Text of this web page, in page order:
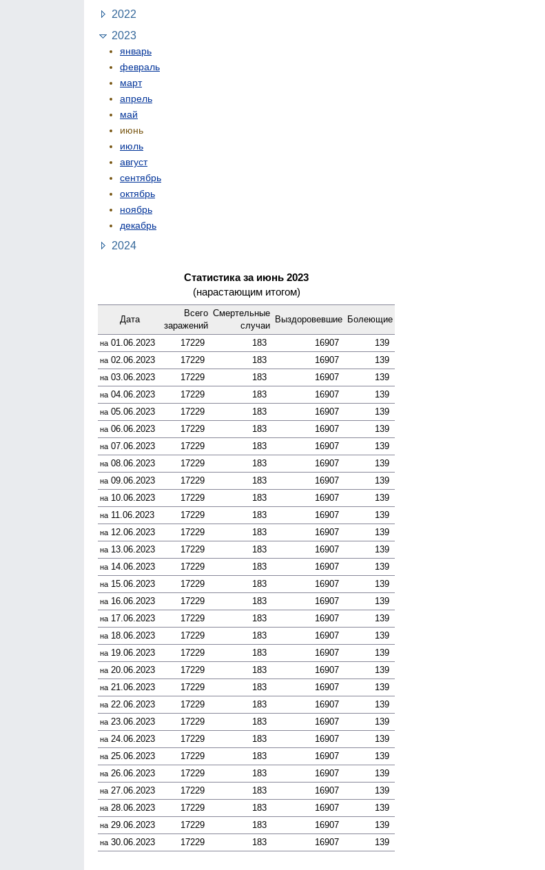
2022
2023
январь
февраль
март
апрель
май
июнь
июль
август
сентябрь
октябрь
ноябрь
декабрь
2024
Статистика за июнь 2023
(нарастающим итогом)
Дата
Всего
зара­жений
Смер­тельные
случаи
Выздоро­вевшие Боле­ющие
на 01.06.2023 17229 183 16907 139
на 02.06.2023 17229 183 16907 139
на 03.06.2023 17229 183 16907 139
на 04.06.2023 17229 183 16907 139
на 05.06.2023 17229 183 16907 139
на 06.06.2023 17229 183 16907 139
на 07.06.2023 17229 183 16907 139
на 08.06.2023 17229 183 16907 139
на 09.06.2023 17229 183 16907 139
на 10.06.2023 17229 183 16907 139
на 11.06.2023 17229 183 16907 139
на 12.06.2023 17229 183 16907 139
на 13.06.2023 17229 183 16907 139
на 14.06.2023 17229 183 16907 139
на 15.06.2023 17229 183 16907 139
на 16.06.2023 17229 183 16907 139
на 17.06.2023 17229 183 16907 139
на 18.06.2023 17229 183 16907 139
на 19.06.2023 17229 183 16907 139
на 20.06.2023 17229 183 16907 139
на 21.06.2023 17229 183 16907 139
на 22.06.2023 17229 183 16907 139
на 23.06.2023 17229 183 16907 139
на 24.06.2023 17229 183 16907 139
на 25.06.2023 17229 183 16907 139
на 26.06.2023 17229 183 16907 139
на 27.06.2023 17229 183 16907 139
на 28.06.2023 17229 183 16907 139
на 29.06.2023 17229 183 16907 139
на 30.06.2023 17229 183 16907 139